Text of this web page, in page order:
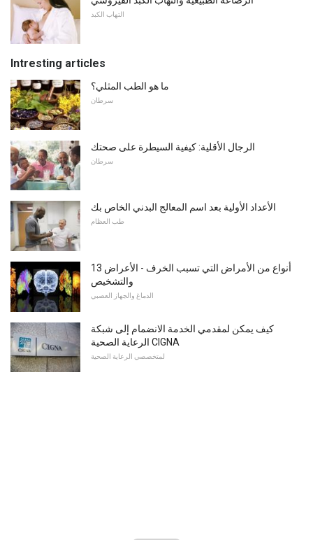
التهاب الكبد
Intresting articles
ما هو الطب المثلي؟
سرطان
الرجال الأقلية: كيفية السيطرة على صحتك
سرطان
الأعداد الأولية بعد اسم المعالج البدني الخاص بك
طب العظام
13 أنواع من الأمراض التي تسبب الخرف - الأعراض
والتشخيص
الدماغ والجهاز العصبي
كيف يمكن لمقدمي الخدمة الانضمام إلى شبكة
الرعاية الصحية CIGNA
لمتخصصي الرعاية الصحية